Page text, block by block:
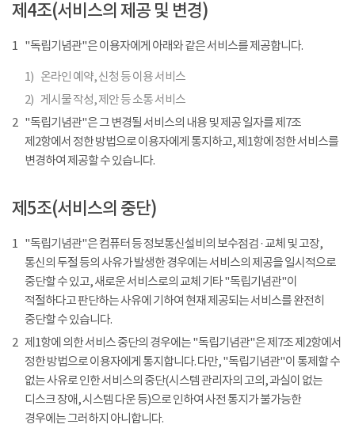
제4조(서비스의 제공 및 변경)
1 "독립기념관"은 이용자에게 아래와 같은 서비스를 제공합니다.
1) 온라인 예약, 신청 등 이용 서비스
2) 게시물 작성, 제안 등 소통 서비스
2 "독립기념관"은 그 변경될 서비스의 내용 및 제공 일자를 제7조
제2항에서 정한 방법으로 이용자에게 통지하고, 제1항에 정한 서비스를
변경하여 제공할 수 있습니다.
제5조(서비스의 중단)
1 "독립기념관"은 컴퓨터 등 정보통신설비의 보수점검 · 교체 및 고장,
통신의 두절 등의 사유가 발생한 경우에는 서비스의 제공을 일시적으로
중단할 수 있고, 새로운 서비스로의 교체 기타 "독립기념관"이
적절하다고 판단하는 사유에 기하여 현재 제공되는 서비스를 완전히
중단할 수 있습니다.
2 제1항에 의한 서비스 중단의 경우에는 "독립기념관"은 제7조 제2항에서
정한 방법으로 이용자에게 통지합니다. 다만, "독립기념관"이 통제할 수
없는 사유로 인한 서비스의 중단(시스템 관리자의 고의, 과실이 없는
디스크 장애, 시스템 다운 등)으로 인하여 사전 통지가 불가능한
경우에는 그러하지 아니합니다.